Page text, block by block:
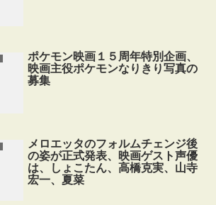
ポケモン映画１５周年特別企画、
映画主役ポケモンなりきり写真の
募集
メロエッタのフォルムチェンジ後
の姿が正式発表、映画ゲスト声優
は、しょこたん、高橋克実、山寺
宏一、夏菜